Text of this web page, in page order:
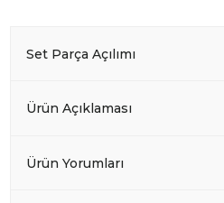
Set Parça Açılımı
Ürün Açıklaması
Ürün Yorumları